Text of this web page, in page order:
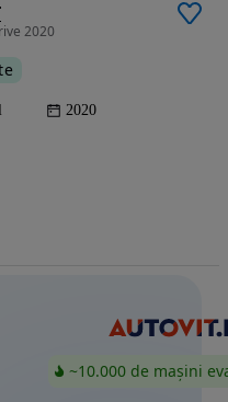
2020
2020
~10.000 de mașini